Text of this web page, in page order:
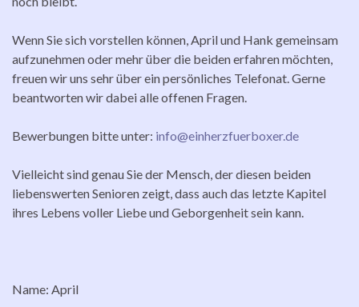
Wenn Sie sich vorstellen können, April und Hank gemeinsam
aufzunehmen oder mehr über die beiden erfahren möchten,
freuen wir uns sehr über ein persönliches Telefonat. Gerne
beantworten wir dabei alle offenen Fragen.
Bewerbungen bitte unter: info@einherzfuerboxer.de
Vielleicht sind genau Sie der Mensch, der diesen beiden
liebenswerten Senioren zeigt, dass auch das letzte Kapitel
ihres Lebens voller Liebe und Geborgenheit sein kann.
Name: April